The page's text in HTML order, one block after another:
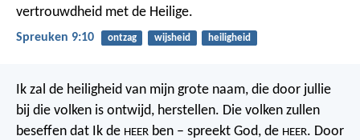
vertrouwdheid met de Heilige.
Spreuken 9:10 ontzag wijsheid heiligheid
Ik zal de heiligheid van mijn grote naam, die door jullie
bij die volken is ontwijd, herstellen. Die volken zullen
beseffen dat Ik de HEER ben – spreekt God, de HEER. Door